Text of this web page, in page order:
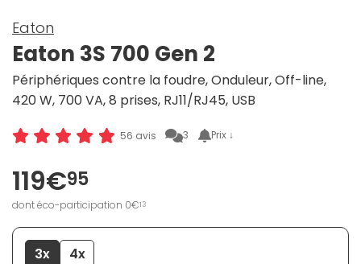
Eaton
Eaton 3S 700 Gen 2
Périphériques contre la foudre, Onduleur, Off-line,
420 W, 700 VA, 8 prises, RJ11/RJ45, USB
56 avis 3 Prix ↓
119€95
dont éco-participation 0€13
3x
4x